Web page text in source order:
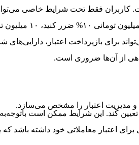
کاربران فقط تحت شرایط خاصی
با دریافت اعتبار و افزایش میزان
برای بازپرداخت اعتبار، دارایی‌های
از آن‌ها ضروری است.
و مدیریت اعتبار را مشخص می‌سازد.
تعیین کند. این شرایط ممکن است
معاملاتی خود داشته باشد که